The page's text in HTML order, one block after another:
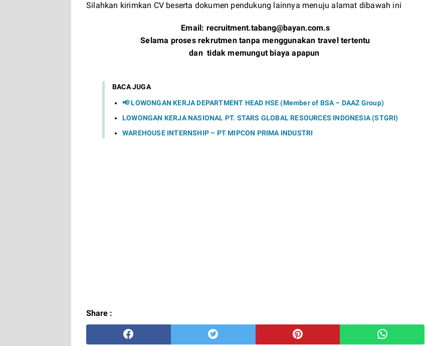
Silahkan kirimkan CV beserta dokumen pendukung lainnya menuju alamat dibawah ini
Email: recruitment.tabang@bayan.com.s
Selama proses rekrutmen tanpa menggunakan travel tertentu
dan tidak memungut biaya apapun
BACA JUGA
📢 LOWONGAN KERJA DEPARTMENT HEAD HSE (Member of BSA – DAAZ Group)
LOWONGAN KERJA NASIONAL PT. STARS GLOBAL RESOURCES INDONESIA (STGRI)
WAREHOUSE INTERNSHIP – PT MIPCON PRIMA INDUSTRI
Share :